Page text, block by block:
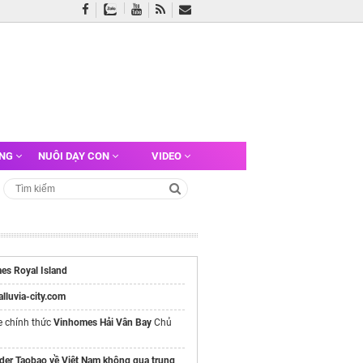
NUÔI DẠY CON VIDEO
Royal Island
city.com
chính thức Vinhomes Hải Vân Bay Chủ
Taobao về Việt Nam không qua trung